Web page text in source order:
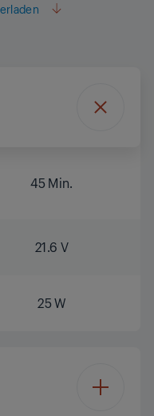
45 Min.
21.6 V
25 W